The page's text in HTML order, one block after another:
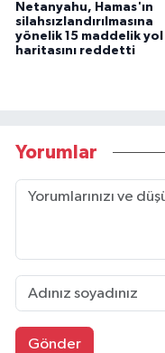
Netanyahu, Hamas'ın
silahsızlandırılmasına
yönelik 15 maddelik yol
haritasını reddetti
Yorumlar
Gönder